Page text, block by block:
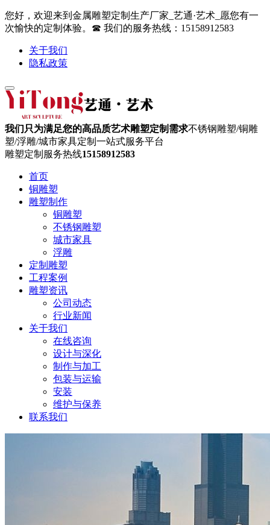
您好，欢迎来到金属雕塑定制生产厂家_艺通·艺术_愿您有一
次愉快的定制体验。☎ 我们的服务热线：15158912583
关于我们
隐私政策
我们只为满足您的高品质艺术雕塑定制需求不锈钢雕塑/铜雕
塑/浮雕/城市家具定制一站式服务平台
雕塑定制服务热线15158912583
首页
铜雕塑
雕塑制作
铜雕塑
不锈钢雕塑
城市家具
浮雕
定制雕塑
工程案例
雕塑资讯
公司动态
行业新闻
关于我们
在线咨询
设计与深化
制作与加工
包装与运输
安装
维护与保养
联系我们